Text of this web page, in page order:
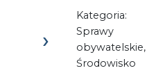
Kategoria:
Sprawy
obywatelskie,
Środowisko